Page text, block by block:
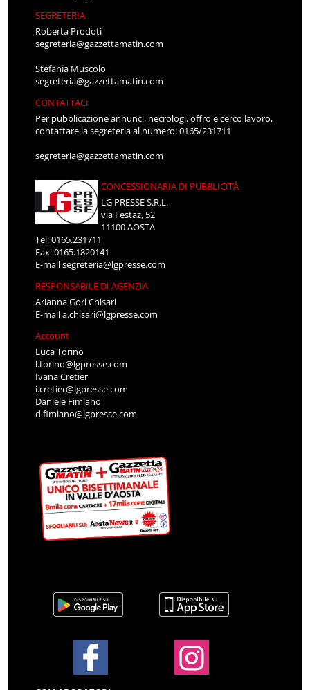
SEGRETERIA
Roberta Prodoti
segreteria@gazzettamatin.com
Stefania Muscolo
segreteria@gazzettamatin.com
CONTATTACI
Per pubblicazione annunci, necrologi, offro e cerco lavoro,
contattare la segreteria al numero: 0165/231711
segreteria@gazzettamatin.com
CONCESSIONARIA DI PUBBLICITÀ
LG PRESSE S.R.L.
via Festaz, 52
11100 AOSTA
Tel: 0165.231711
Fax: 0165.1820141
E-mailsegreteria@lgpresse.com
RESPONSABILE DI AGENZIA
Arianna Gori Chisari
E-maila.chisari@lgpresse.com
Account
Luca Torino
l.torino@lgpresse.com
Ivana Cretier
i.cretier@lgpresse.com
Daniele Fimiano
d.fimiano@lgpresse.com